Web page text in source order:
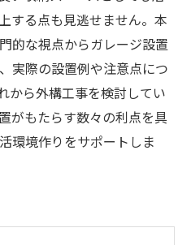
する点も見逃せません。本
的な視点からガレージ設置
実際の設置例や注意点につ
から外構工事を検討してい
がもたらす数々の利点を具
環境作りをサポートしま